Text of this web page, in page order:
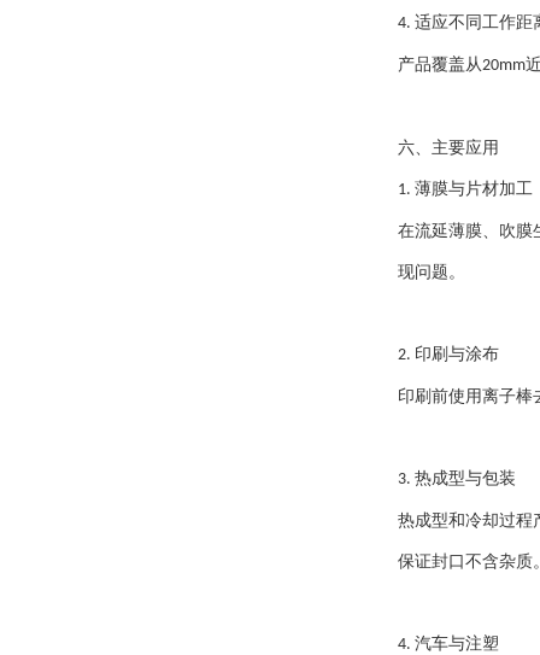
4. 适应不同工作距
产品覆盖从20mm
六、主要应用
1. 薄膜与片材加工
在流延薄膜、吹膜
现问题。
2. 印刷与涂布
印刷前使用离子棒
3. 热成型与包装
热成型和冷却过程
保证封口不含杂质
4. 汽车与注塑